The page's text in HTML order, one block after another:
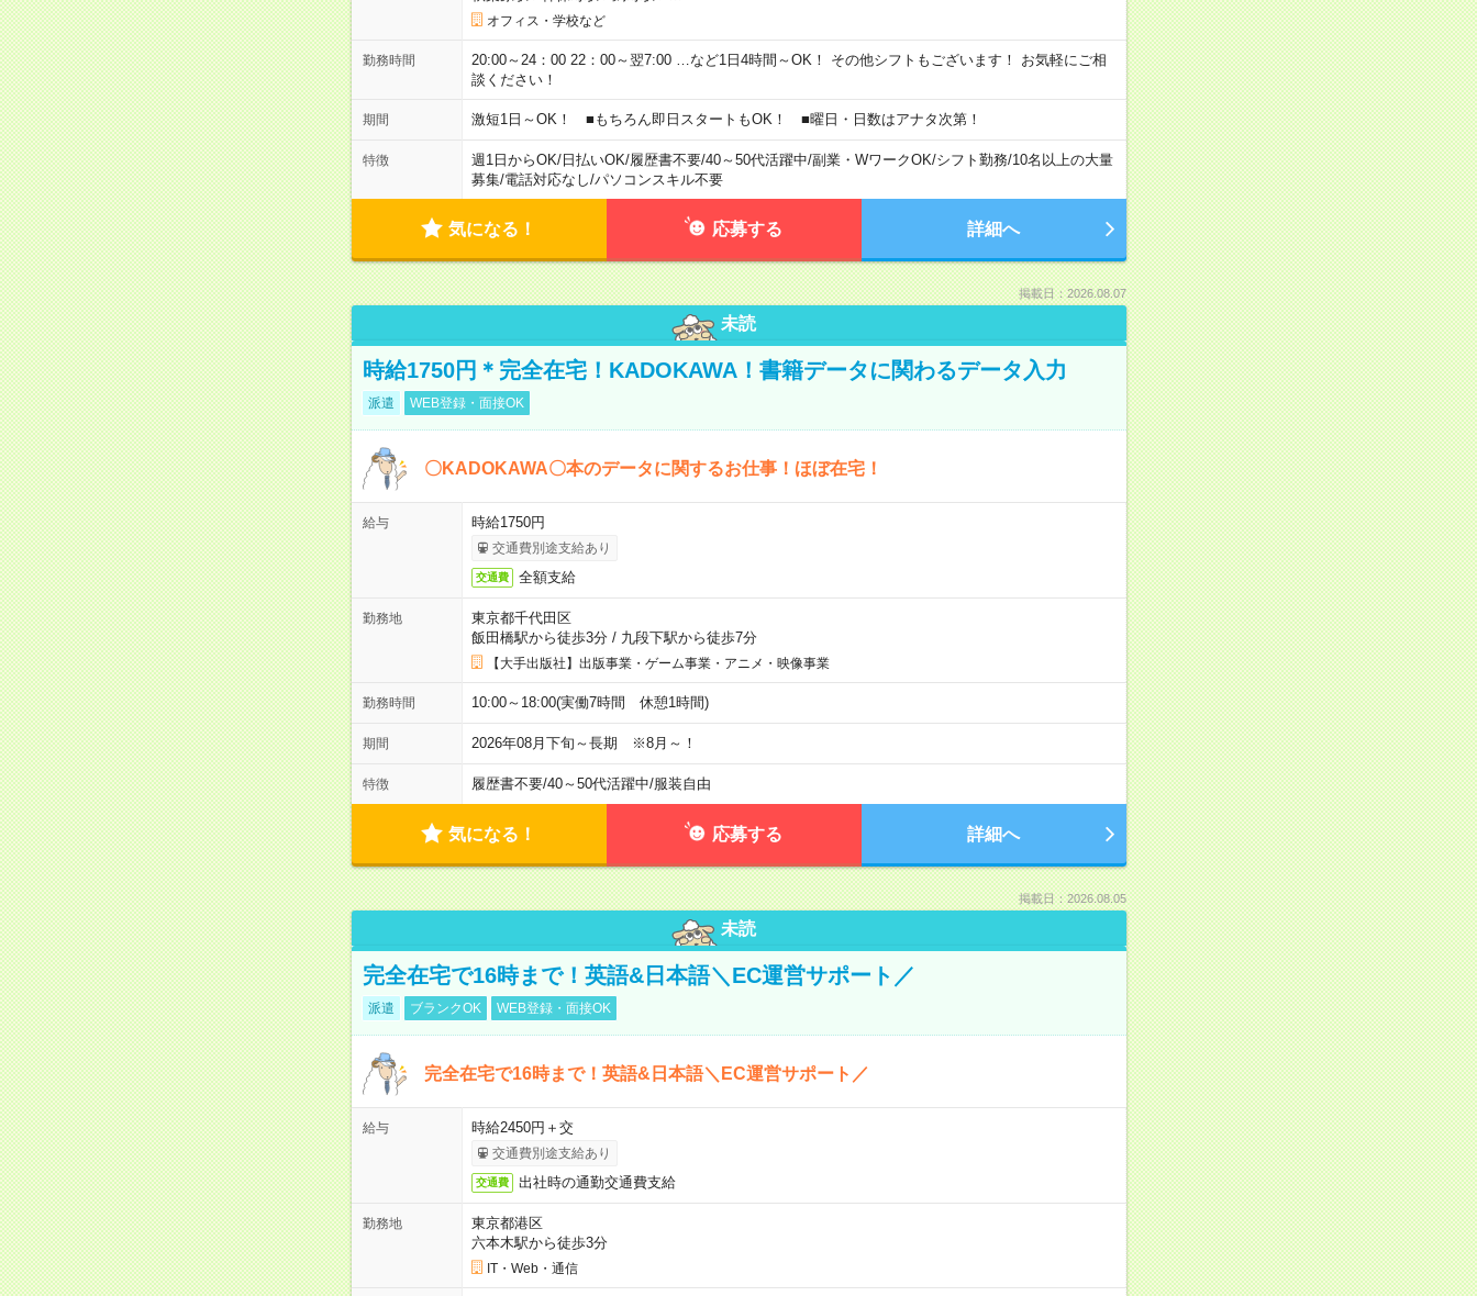
オフィス・学校など
勤務時間
20:00～24：00 22：00～翌7:00 …など1日4時間～OK！ その他シフトもございます！ お気軽にご相
談ください！
期間 激短1日～OK！ ■もちろん即日スタートもOK！ ■曜日・日数はアナタ次第！
特徴 週1日からOK/日払いOK/履歴書不要/40～50代活躍中/副業・WワークOK/シフト勤務/10名以上の大量
募集/電話対応なし/パソコンスキル不要
気になる！ 応募する 詳細へ
掲載日：2026.08.07
未読
時給1750円＊完全在宅！KADOKAWA！書籍データに関わるデータ入力
派遣 WEB登録・面接OK
〇KADOKAWA〇本のデータに関するお仕事！ほぼ在宅！
給与 時給1750円
交通費別途支給あり
交通費 全額支給
勤務地
東京都千代田区
飯田橋駅から徒歩3分/ 九段下駅から徒歩7分
【大手出版社】出版事業・ゲーム事業・アニメ・映像事業
勤務時間 10:00～18:00(実働7時間 休憩1時間)
期間 2026年08月下旬～長期 ※8月～！
特徴 履歴書不要/40～50代活躍中/服装自由
気になる！ 応募する 詳細へ
掲載日：2026.08.05
未読
完全在宅で16時まで！英語&日本語＼EC運営サポート／
派遣 ブランクOK WEB登録・面接OK
完全在宅で16時まで！英語&日本語＼EC運営サポート／
給与 時給2450円＋交
交通費別途支給あり
交通費 出社時の通勤交通費支給
勤務地
東京都港区
六本木駅から徒歩3分
IT・Web・通信